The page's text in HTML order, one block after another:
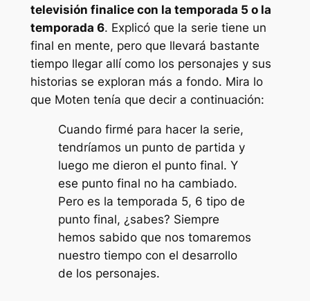
televisión finalice con la temporada 5 o la
temporada 6. Explicó que la serie tiene un
final en mente, pero que llevará bastante
tiempo llegar allí como los personajes y sus
historias se exploran más a fondo. Mira lo
que Moten tenía que decir a continuación:
Cuando firmé para hacer la serie,
tendríamos un punto de partida y
luego me dieron el punto final. Y
ese punto final no ha cambiado.
Pero es la temporada 5, 6 tipo de
punto final, ¿sabes? Siempre
hemos sabido que nos tomaremos
nuestro tiempo con el desarrollo
de los personajes.